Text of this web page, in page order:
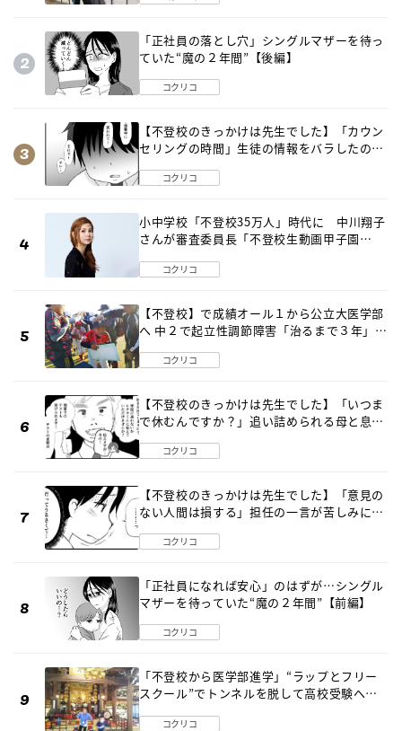
「正社員の落とし穴」シングルマザーを待っ
ていた“魔の２年間”【後編】
コクリコ
【不登校のきっかけは先生でした】「カウン
セリングの時間」生徒の情報をバラしたの
コクリコ
小中学校「不登校35万人」時代に 中川翔子
さんが審査委員長「不登校生動画甲子園
コクリコ
【不登校】で成績オール１から公立大医学部
へ 中２で起立性調節障害「治るまで３年」の
コクリコ
【不登校のきっかけは先生でした】「いつま
で休むんですか？」追い詰められる母と息子
コクリコ
【不登校のきっかけは先生でした】「意見の
ない人間は損する」担任の一言が苦しみに…
コクリコ
「正社員になれば安心」のはずが…シングル
マザーを待っていた“魔の２年間”【前編】
コクリコ
「不登校から医学部進学」“ラップとフリー
スクール”でトンネルを脱して高校受験へ
コクリコ